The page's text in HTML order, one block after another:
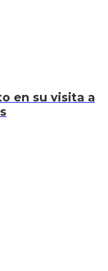
en su visita a